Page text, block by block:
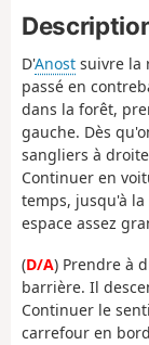
D'Anost suivre la
passé en
dans la forêt,
gauche. Dès
sangliers à
Continuer en
temps, jusqu'à
espace assez
(D/A) Prendre à
barrière. Il
Continuer le
carrefour en